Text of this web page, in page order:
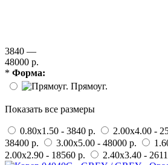
3840 —
48000 р.
* Форма:
Прямоуг.
Показать все размеры
0.80x1.50 - 3840 р. 2.00x4.00 -
38400 р.
3.00x5.00 - 48000 р.
2.00x2.90 - 18560 р.
2.40x3.40 -